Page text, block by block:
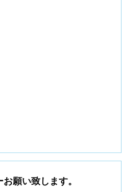
願い致します。